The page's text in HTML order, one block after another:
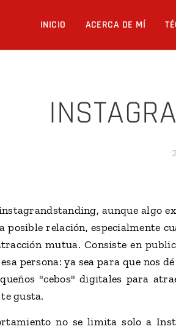
INICIO ACERCA DE MÍ
aunque algo
posible relación, especialmente
mutua. Consiste en
persona: ya sea para que nos
"cebos" digitales para
gusta.
no se limita solo a